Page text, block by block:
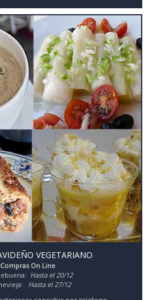
VEGETARIANO
Compras On Line
Hasta el 20/12
Hasta el 27/12